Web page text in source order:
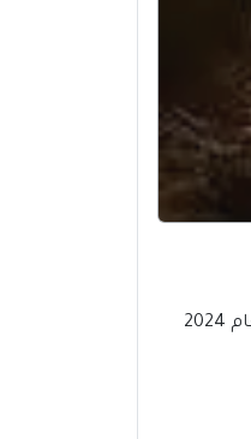
، يسر المكتبة العربية للكتب أن تتمني لكم ولجميع المسلمين في هذا العام 2024